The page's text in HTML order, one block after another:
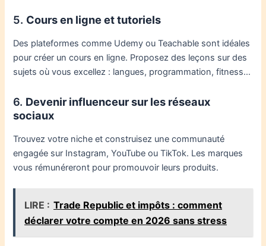
5. Cours en ligne et tutoriels
Des plateformes comme Udemy ou Teachable sont idéales
pour créer un cours en ligne. Proposez des leçons sur des
sujets où vous excellez : langues, programmation, fitness…
6. Devenir influenceur sur les réseaux
sociaux
Trouvez votre niche et construisez une communauté
engagée sur Instagram, YouTube ou TikTok. Les marques
vous rémunéreront pour promouvoir leurs produits.
LIRE : Trade Republic et impôts : comment
déclarer votre compte en 2026 sans stress